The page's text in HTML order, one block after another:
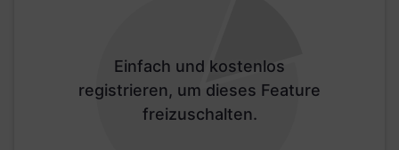
Einfach und kostenlos
registrieren, um dieses Feature
freizuschalten.